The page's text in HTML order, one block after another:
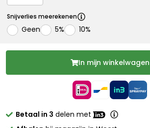
Snijverlies meerekenen
Geen 5% 10%
In mijn winkelwagen
Betaal in 3 delen met